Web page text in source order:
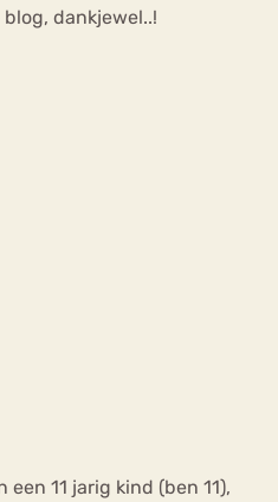
dankjewel..!
11 jarig kind (ben 11),